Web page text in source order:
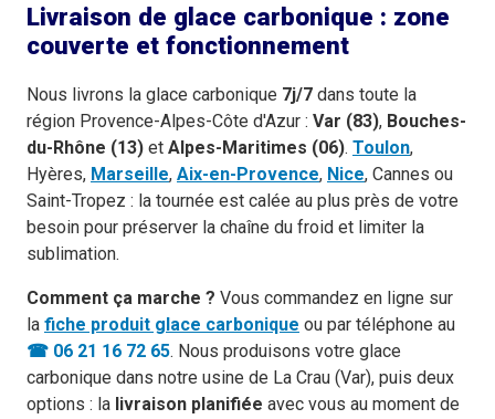
Livraison de glace carbonique : zone
couverte et fonctionnement
Nous livrons la glace carbonique 7j/7 dans toute la
région Provence-Alpes-Côte d'Azur : Var (83), Bouches-
du-Rhône (13) et Alpes-Maritimes (06). Toulon,
Hyères, Marseille, Aix-en-Provence, Nice, Cannes ou
Saint-Tropez : la tournée est calée au plus près de votre
besoin pour préserver la chaîne du froid et limiter la
sublimation.
Comment ça marche ? Vous commandez en ligne sur
la fiche produit glace carbonique ou par téléphone au
☎ 06 21 16 72 65. Nous produisons votre glace
carbonique dans notre usine de La Crau (Var), puis deux
options : la livraison planifiée avec vous au moment de